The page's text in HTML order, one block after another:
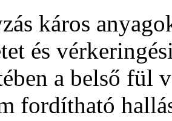
káros
és
a belső fül
fordítható